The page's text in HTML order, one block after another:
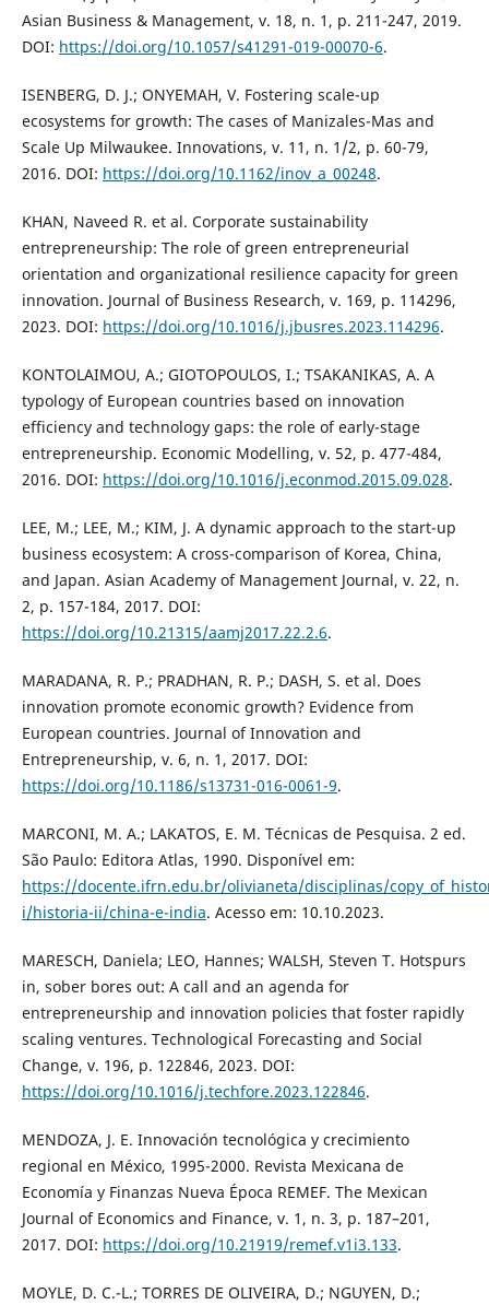
Asian Business & Management, v. 18, n. 1, p. 211-247, 2019.
DOI: https://doi.org/10.1057/s41291-019-00070-6.
ISENBERG, D. J.; ONYEMAH, V. Fostering scale-up
ecosystems for growth: The cases of Manizales-Mas and
Scale Up Milwaukee. Innovations, v. 11, n. 1/2, p. 60-79,
2016. DOI: https://doi.org/10.1162/inov_a_00248.
KHAN, Naveed R. et al. Corporate sustainability
entrepreneurship: The role of green entrepreneurial
orientation and organizational resilience capacity for green
innovation. Journal of Business Research, v. 169, p. 114296,
2023. DOI: https://doi.org/10.1016/j.jbusres.2023.114296.
KONTOLAIMOU, A.; GIOTOPOULOS, I.; TSAKANIKAS, A. A
typology of European countries based on innovation
efficiency and technology gaps: the role of early-stage
entrepreneurship. Economic Modelling, v. 52, p. 477-484,
2016. DOI: https://doi.org/10.1016/j.econmod.2015.09.028.
LEE, M.; LEE, M.; KIM, J. A dynamic approach to the start-up
business ecosystem: A cross-comparison of Korea, China,
and Japan. Asian Academy of Management Journal, v. 22, n.
2, p. 157-184, 2017. DOI:
https://doi.org/10.21315/aamj2017.22.2.6.
MARADANA, R. P.; PRADHAN, R. P.; DASH, S. et al. Does
innovation promote economic growth? Evidence from
European countries. Journal of Innovation and
Entrepreneurship, v. 6, n. 1, 2017. DOI:
https://doi.org/10.1186/s13731-016-0061-9.
MARCONI, M. A.; LAKATOS, E. M. Técnicas de Pesquisa. 2 ed.
São Paulo: Editora Atlas, 1990. Disponível em:
https://docente.ifrn.edu.br/olivianeta/disciplinas/
i/historia-ii/china-e-india. Acesso em: 10.10.2023.
MARESCH, Daniela; LEO, Hannes; WALSH, Steven T. Hotspurs
in, sober bores out: A call and an agenda for
entrepreneurship and innovation policies that foster rapidly
scaling ventures. Technological Forecasting and Social
Change, v. 196, p. 122846, 2023. DOI:
https://doi.org/10.1016/j.techfore.2023.122846.
MENDOZA, J. E. Innovación tecnológica y crecimiento
regional en México, 1995-2000. Revista Mexicana de
Economía y Finanzas Nueva Época REMEF. The Mexican
Journal of Economics and Finance, v. 1, n. 3, p. 187–201,
2017. DOI: https://doi.org/10.21919/remef.v1i3.133.
MOYLE, D. C.-L.; TORRES DE OLIVEIRA, D.; NGUYEN, D.;